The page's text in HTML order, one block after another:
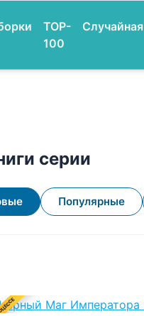
TOP-
100
Случайная
серии
Популярные